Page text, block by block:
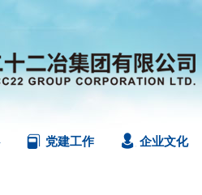
党建工作 企业文化